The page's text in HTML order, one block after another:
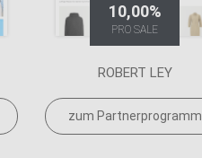
10,00%
PRO SALE
ROBERT LEY
zum Partnerprogramm